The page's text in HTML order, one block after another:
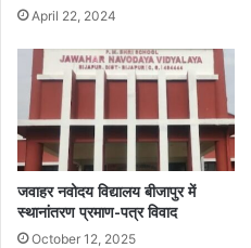
April 22, 2024
जवाहर नवोदय विद्यालय बीजापुर में
स्थानांतरण प्रमाण-पत्र विवाद
October 12, 2025